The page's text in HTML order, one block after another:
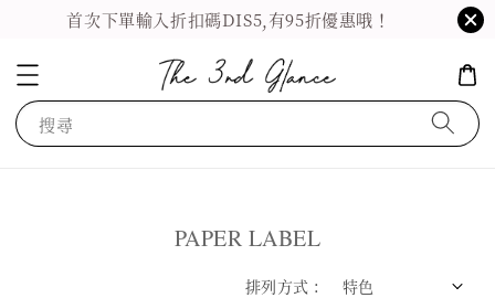
首次下單輸入折扣碼DIS5,有95折優惠哦！
搜尋
PAPER LABEL
排列方式 :